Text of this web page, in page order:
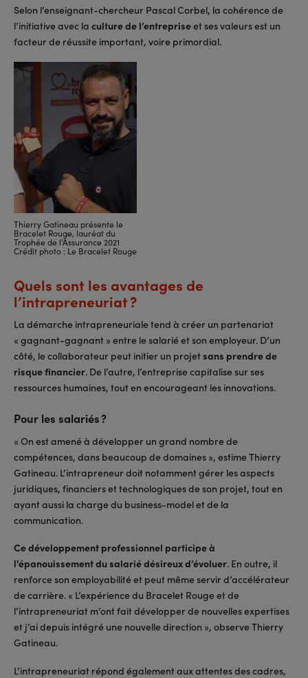
Selon l’enseignant-chercheur Pascal Corbel, la cohérence de
l’initiative avec la culture de l’entrepriseet ses valeurs est un
facteur de réussite important, voire primordial.
Thierry Gatineau présente le
Bracelet Rouge, lauréat du
Trophée de l'Assurance 2021
Crédit photo : Le Bracelet Rouge
Quels sont les avantages de
l’intrapreneuriat ?
La démarche intrapreneuriale tend à créer un partenariat
« gagnant-gagnant » entre le salarié et son employeur. D’un
côté, le collaborateur peut initier un projetsans prendre de
risque financier. De l’autre, l’entreprise capitalise sur ses
ressources humaines, tout en encourageant les innovations.
Pour les salariés ?
« On est amené à développer un grand nombre de
compétences, dans beaucoup de domaines », estime Thierry
Gatineau. L’intrapreneur doit notamment gérer les aspects
juridiques, financiers et technologiques de son projet, tout en
ayant aussi la charge du business-model et de la
communication.
Ce développement professionnel participe à
l'épanouissement du salarié désireux d’évoluer. En outre, il
renforce son employabilité et peut même servir d’accélérateur
de carrière. « L’expérience du Bracelet Rouge et de
l’intrapreneuriat m’ont fait développer de nouvelles expertises
et j’ai depuis intégré une nouvelle direction », observe Thierry
Gatineau.
L’intrapreneuriat répond également aux attentes des cadres,